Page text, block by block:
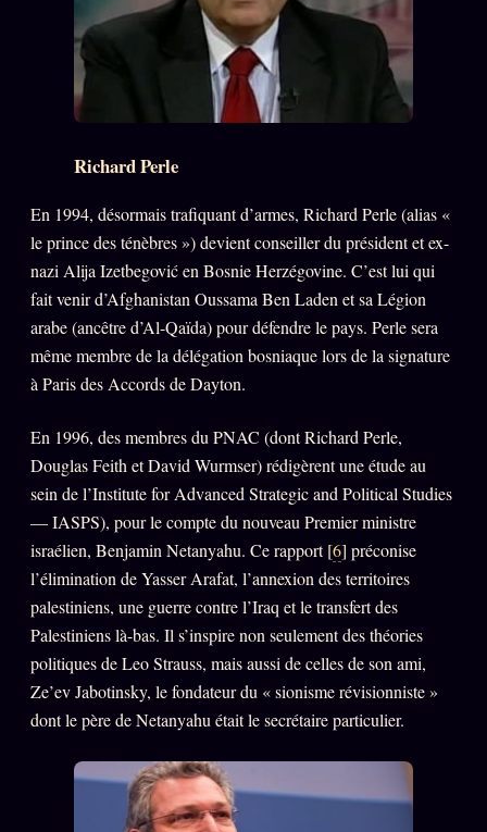
Richard Perle
En 1994, désormais trafiquant d’armes, Richard Perle (alias «
le prince des ténèbres ») devient conseiller du président et ex-
nazi Alija Izetbegović en Bosnie Herzégovine. C’est lui qui
fait venir d’Afghanistan Oussama Ben Laden et sa Légion
arabe (ancêtre d’Al-Qaïda) pour défendre le pays. Perle sera
même membre de la délégation bosniaque lors de la signature
à Paris des Accords de Dayton.
En 1996, des membres du PNAC (dont Richard Perle,
Douglas Feith et David Wurmser) rédigèrent une étude au
sein de l’Institute for Advanced Strategic and Political Studies
— IASPS), pour le compte du nouveau Premier ministre
israélien, Benjamin Netanyahu. Ce rapport [6] préconise
l’élimination de Yasser Arafat, l’annexion des territoires
palestiniens, une guerre contre l’Iraq et le transfert des
Palestiniens là-bas. Il s’inspire non seulement des théories
politiques de Leo Strauss, mais aussi de celles de son ami,
Ze’ev Jabotinsky, le fondateur du « sionisme révisionniste »
dont le père de Netanyahu était le secrétaire particulier.